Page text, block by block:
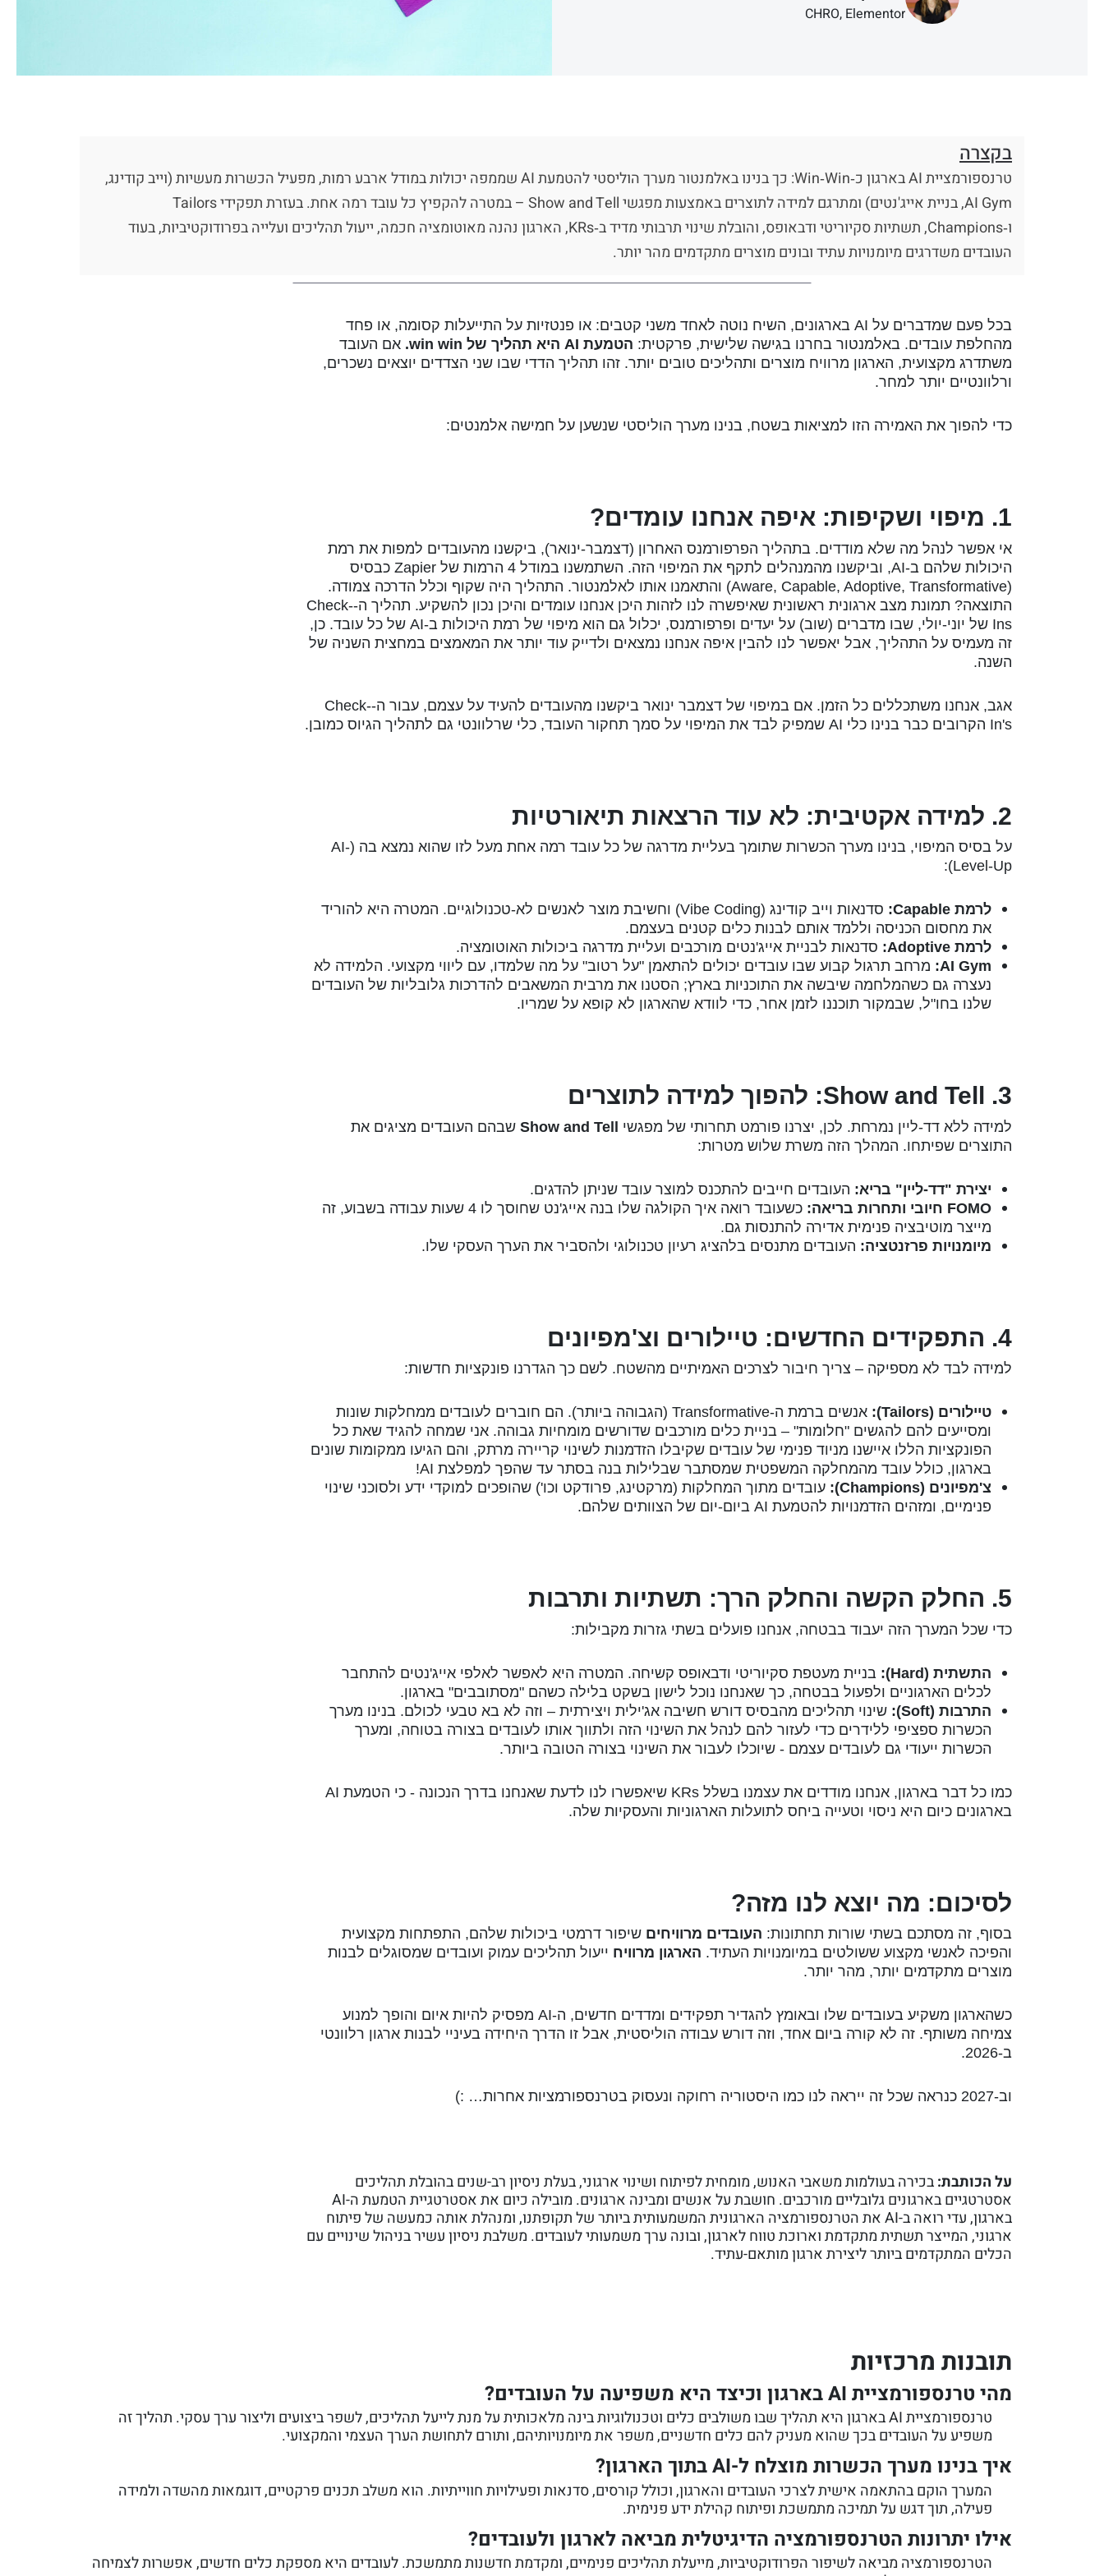
CHRO, Elementor
בקצרה
טרנספורמציית AI בארגון כ‑Win‑Win: כך בנינו באלמנטור מערך הוליסטי להטמעת AI שממפה יכולות במודל ארבע רמות, מפעיל הכשרות מעשיות (וייב קודינג,
AI Gym, בניית אייג'נטים) ומתרגם למידה לתוצרים באמצעות מפגשי Show and Tell – במטרה להקפיץ כל עובד רמה אחת. בעזרת תפקידי Tailors
ו‑Champions, תשתיות סקיוריטי ודבאופס, והובלת שינוי תרבותי מדיד ב‑KRs, הארגון נהנה מאוטומציה חכמה, ייעול תהליכים ועלייה בפרודוקטיביות, בעוד
העובדים משדרגים מיומנויות עתיד ובונים מוצרים מתקדמים מהר יותר.
בכל פעם שמדברים על AI בארגונים, השיח נוטה לאחד משני קטבים: או פנטזיות על התייעלות קסומה, או פחד
מהחלפת עובדים. באלמנטור בחרנו בגישה שלישית, פרקטית: הטמעת AI היא תהליך של win win.
אם העובד
משתדרג מקצועית, הארגון מרוויח מוצרים ותהליכים טובים יותר. זהו תהליך הדדי שבו שני הצדדים יוצאים נשכרים,
ורלוונטיים יותר למחר.
כדי להפוך את האמירה הזו למציאות בשטח, בנינו מערך הוליסטי שנשען על חמישה אלמנטים:
1. מיפוי ושקיפות: איפה אנחנו עומדים?
אי אפשר לנהל מה שלא מודדים. בתהליך הפרפורמנס האחרון (דצמבר-ינואר), ביקשנו מהעובדים למפות את רמת
היכולות שלהם ב-AI, וביקשנו מהמנהלים לתקף את המיפוי הזה. השתמשנו במודל 4 הרמות של Zapier כבסיס
(Aware, Capable, Adoptive, Transformative) והתאמנו אותו לאלמנטור. התהליך היה שקוף וכלל הדרכה צמודה.
התוצאה? תמונת מצב ארגונית ראשונית שאיפשרה לנו לזהות היכן אנחנו עומדים והיכן נכון להשקיע. תהליך ה-Check-
Ins של יוני-יולי, שבו מדברים (שוב) על יעדים ופרפורמנס, יכלול גם הוא מיפוי של רמת היכולות ב-AI של כל עובד. כן,
זה מעמיס על התהליך, אבל יאפשר לנו להבין איפה אנחנו נמצאים ולדייק עוד יותר את המאמצים במחצית השניה של
השנה.
אגב, אנחנו משתכללים כל הזמן. אם במיפוי של דצמבר ינואר ביקשנו מהעובדים להעיד על עצמם, עבור ה-Check-
In's הקרובים כבר בנינו כלי AI שמפיק לבד את המיפוי על סמך תחקור העובד, כלי שרלוונטי גם לתהליך הגיוס כמובן.
2. למידה אקטיבית: לא עוד הרצאות תיאורטיות
על בסיס המיפוי, בנינו מערך הכשרות שתומך בעליית מדרגה של כל עובד רמה אחת מעל לזו שהוא נמצא בה (AI-
Level-Up):
לרמת Capable:
סדנאות וייב קודינג (Vibe Coding) וחשיבת מוצר לאנשים לא-טכנולוגיים. המטרה היא להוריד
את מחסום הכניסה וללמד אותם לבנות כלים קטנים בעצמם.
לרמת Adoptive:
סדנאות לבניית אייג'נטים מורכבים ועליית מדרגה ביכולות האוטומציה.
AI Gym: מרחב תרגול קבוע שבו עובדים יכולים להתאמן "על רטוב" על מה שלמדו, עם ליווי מקצועי. הלמידה לא
נעצרה גם כשהמלחמה שיבשה את התוכניות בארץ; הסטנו את מרבית המשאבים להדרכות גלובליות של העובדים
שלנו בחו"ל, שבמקור תוכננו לזמן אחר, כדי לוודא שהארגון לא קופא על שמריו.
3. Show and Tell: להפוך למידה לתוצרים
למידה ללא דד-ליין נמרחת. לכן, יצרנו פורמט תחרותי של מפגשי Show and Tell שבהם העובדים מציגים את
התוצרים שפיתחו. המהלך הזה משרת שלוש מטרות:
יצירת "דד-ליין" בריא: העובדים חייבים להתכנס למוצר עובד שניתן להדגים.
FOMO חיובי ותחרות בריאה:
כשעובד רואה איך הקולגה שלו בנה אייג'נט שחוסך לו 4 שעות עבודה בשבוע, זה
מייצר מוטיבציה פנימית אדירה להתנסות גם.
מיומנויות פרזנטציה: העובדים מתנסים בלהציג רעיון טכנולוגי ולהסביר את הערך העסקי שלו.
4. התפקידים החדשים: טיילורים וצ'מפיונים
למידה לבד לא מספיקה – צריך חיבור לצרכים האמיתיים מהשטח. לשם כך הגדרנו פונקציות חדשות:
טיילורים (Tailors):
אנשים ברמת ה-Transformative (הגבוהה ביותר). הם חוברים לעובדים ממחלקות שונות
ומסייעים להם להגשים "חלומות" – בניית כלים מורכבים שדורשים מומחיות גבוהה. אני שמחה להגיד שאת כל
הפונקציות הללו איישנו מניוד פנימי של עובדים שקיבלו הזדמנות לשינוי קריירה מרתק, והם הגיעו ממקומות שונים
בארגון, כולל עובד מהמחלקה המשפטית שמסתבר שבלילות בנה בסתר עד שהפך למפלצת AI!
צ'מפיונים (Champions):
עובדים מתוך המחלקות (מרקטינג, פרודקט וכו') שהופכים למוקדי ידע ולסוכני שינוי
פנימיים, ומזהים הזדמנויות להטמעת AI ביום-יום של הצוותים שלהם.
5. החלק הקשה והחלק הרך: תשתיות ותרבות
כדי שכל המערך הזה יעבוד בבטחה, אנחנו פועלים בשתי גזרות מקבילות:
התשתית (Hard):
בניית מעטפת סקיוריטי ודבאופס קשיחה. המטרה היא לאפשר לאלפי אייג'נטים להתחבר
לכלים הארגוניים ולפעול בבטחה, כך שאנחנו נוכל לישון בשקט בלילה כשהם "מסתובבים" בארגון.
התרבות (Soft):
שינוי תהליכים מהבסיס דורש חשיבה אג'ילית ויצירתית – וזה לא בא טבעי לכולם. בנינו מערך
הכשרות ספציפי ללידרים כדי לעזור להם לנהל את השינוי הזה ולתווך אותו לעובדים בצורה בטוחה, ומערך
הכשרות ייעודי גם לעובדים עצמם - שיוכלו לעבור את השינוי בצורה הטובה ביותר.
כמו כל דבר בארגון, אנחנו מודדים את עצמנו בשלל KRs שיאפשרו לנו לדעת שאנחנו בדרך הנכונה - כי הטמעת AI
בארגונים כיום היא ניסוי וטעייה ביחס לתועלות הארגוניות והעסקיות שלה.
לסיכום: מה יוצא לנו מזה?
בסוף, זה מסתכם בשתי שורות תחתונות: העובדים מרוויחים שיפור דרמטי ביכולות שלהם, התפתחות מקצועית
והפיכה לאנשי מקצוע ששולטים במיומנויות העתיד. הארגון מרוויח ייעול תהליכים עמוק ועובדים שמסוגלים לבנות
מוצרים מתקדמים יותר, מהר יותר.
כשהארגון משקיע בעובדים שלו ובאומץ להגדיר תפקידים ומדדים חדשים, ה-AI מפסיק להיות איום והופך למנוע
צמיחה משותף. זה לא קורה ביום אחד, וזה דורש עבודה הוליסטית, אבל זו הדרך היחידה בעיניי לבנות ארגון רלוונטי
ב-2026.
וב-2027 כנראה שכל זה ייראה לנו כמו היסטוריה רחוקה ונעסוק בטרנספורמציות אחרות… :)
על הכותבת:בכירה בעולמות משאבי האנוש, מומחית לפיתוח ושינוי ארגוני, בעלת ניסיון רב-שנים בהובלת תהליכים
אסטרטגיים בארגונים גלובליים מורכבים. חושבת על אנשים ומבינה ארגונים. מובילה כיום את אסטרטגיית הטמעת ה-AI
בארגון, עדי רואה ב-AI את הטרנספורמציה הארגונית המשמעותית ביותר של תקופתנו, ומנהלת אותה כמעשה של פיתוח
ארגוני, המייצר תשתית מתקדמת וארוכת טווח לארגון, ובונה ערך משמעותי לעובדים. משלבת ניסיון עשיר בניהול שינויים עם
הכלים המתקדמים ביותר ליצירת ארגון מותאם-עתיד.
תובנות מרכזיות
מהי טרנספורמציית AI בארגון וכיצד היא משפיעה על העובדים?
טרנספורמציית AI בארגון היא תהליך שבו משולבים כלים וטכנולוגיות בינה מלאכותית על מנת לייעל תהליכים, לשפר ביצועים וליצור ערך עסקי. תהליך זה
משפיע על העובדים בכך שהוא מעניק להם כלים חדשניים, משפר את מיומנויותיהם, ותורם לתחושת הערך העצמי והמקצועי.
איך בנינו מערך הכשרות מוצלח ל-AI בתוך הארגון?
המערך הוקם בהתאמה אישית לצרכי העובדים והארגון, וכולל קורסים, סדנאות ופעילויות חווייתיות. הוא משלב תכנים פרקטיים, דוגמאות מהשדה ולמידה
פעילה, תוך דגש על תמיכה מתמשכת ופיתוח קהילת ידע פנימית.
אילו יתרונות הטרנספורמציה הדיגיטלית מביאה לארגון ולעובדים?
הטרנספורמציה מביאה לשיפור הפרודוקטיביות, מייעלת תהליכים פנימיים, ומקדמת חדשנות מתמשכת. לעובדים היא מספקת כלים חדשים, אפשרות לצמיחה